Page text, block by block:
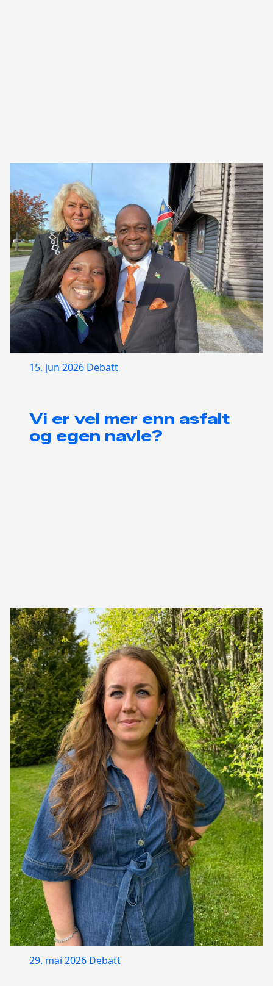
15. jun 2026 Debatt
Vi er vel mer enn asfalt
og egen navle?
29. mai 2026 Debatt